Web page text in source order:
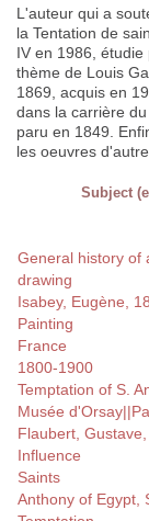
L'auteur qui a
la Tentation de
IV en 1986,
thème de Louis
1869, acquis en
dans la carrière
paru en 1849.
les oeuvres
Subject
General history of
drawing
Isabey, Eugène,
Painting
France
1800-1900
Temptation of S.
Musée
Flaubert,
Influence
Saints
Anthony of Egypt,